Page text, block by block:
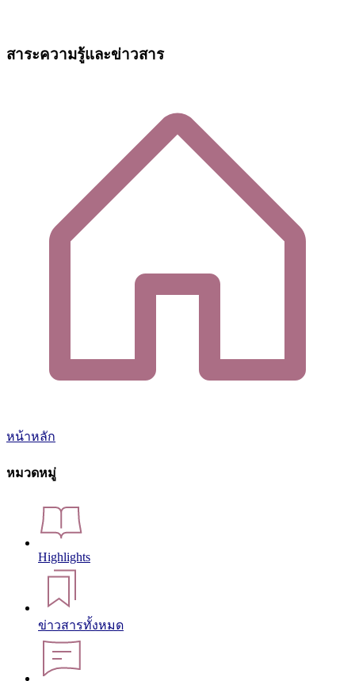
สาระความรู้และข่าวสาร
หน้าหลัก
หมวดหมู่
Highlights
ข่าวสารทั้งหมด